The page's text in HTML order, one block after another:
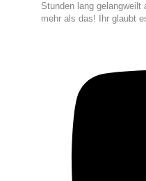
Stunden lang
mehr als das! Ihr glaubt